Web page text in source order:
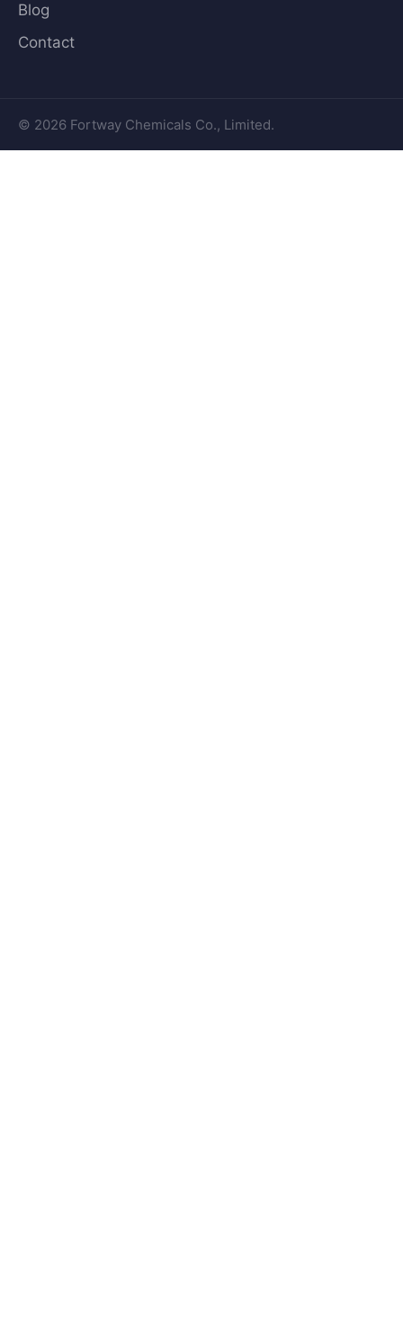
Blog
Contact
© 2026 Fortway Chemicals Co., Limited.